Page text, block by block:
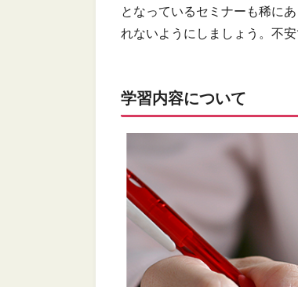
となっているセミナーも稀に
れないようにしましょう。不
学習内容について